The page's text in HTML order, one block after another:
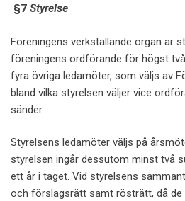
§7 Styrelse
Föreningens verkställande organ är
föreningens ordförande för högst
fyra övriga ledamöter, som väljs av
bland vilka styrelsen väljer vice
sänder.
Styrelsens ledamöter väljs på
styrelsen ingår dessutom minst två
ett år i taget. Vid styrelsens
och förslagsrätt samt rösträtt, då